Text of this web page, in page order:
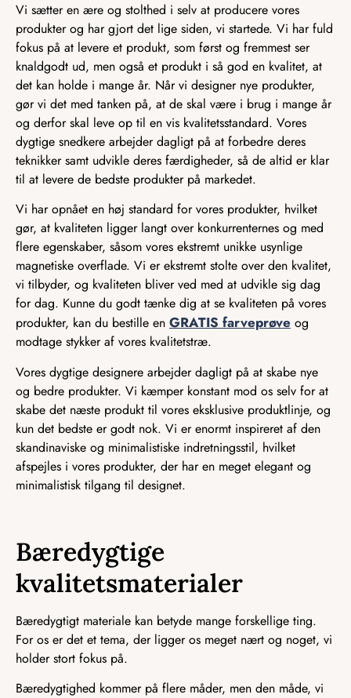
Vi sætter en ære og stolthed i selv at producere vores
produkter og har gjort det lige siden, vi startede. Vi har fuld
fokus på at levere et produkt, som først og fremmest ser
knaldgodt ud, men også et produkt i så god en kvalitet, at
det kan holde i mange år. Når vi designer nye produkter,
gør vi det med tanken på, at de skal være i brug i mange år
og derfor skal leve op til en vis kvalitetsstandard. Vores
dygtige snedkere arbejder dagligt på at forbedre deres
teknikker samt udvikle deres færdigheder, så de altid er klar
til at levere de bedste produkter på markedet.
Vi har opnået en høj standard for vores produkter, hvilket
gør, at kvaliteten ligger langt over konkurrenternes og med
flere egenskaber, såsom vores ekstremt unikke usynlige
magnetiske overflade. Vi er ekstremt stolte over den kvalitet,
vi tilbyder, og kvaliteten bliver ved med at udvikle sig dag
for dag. Kunne du godt tænke dig at se kvaliteten på vores
produkter, kan du bestille en GRATIS farveprøve og
modtage stykker af vores kvalitetstræ.
Vores dygtige designere arbejder dagligt på at skabe nye
og bedre produkter. Vi kæmper konstant mod os selv for at
skabe det næste produkt til vores eksklusive produktlinje, og
kun det bedste er godt nok. Vi er enormt inspireret af den
skandinaviske og minimalistiske indretningsstil, hvilket
afspejles i vores produkter, der har en meget elegant og
minimalistisk tilgang til designet.
Bæredygtige
kvalitetsmaterialer
Bæredygtigt materiale kan betyde mange forskellige ting.
For os er det et tema, der ligger os meget nært og noget, vi
holder stort fokus på.
Bæredygtighed kommer på flere måder, men den måde, vi